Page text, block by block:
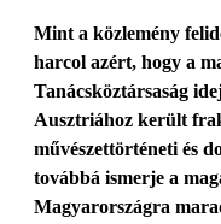
Mint a közlemény
harcol azért, hogy a
Tanácsköztársaság
Ausztriához került
művészettörténeti és
továbbá ismerje a
Magyarországra